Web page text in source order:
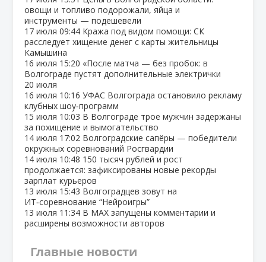
овощи и топливо подорожали, яйца и
инструменты — подешевели
17 июля 09:44 Кража под видом помощи: СК
расследует хищение денег с карты жительницы
Камышина
16 июля 15:20 «После матча — без пробок: в
Волгограде пустят дополнительные электрички
20 июля
16 июля 10:16 УФАС Волгограда остановило рекламу
клубных шоу‑программ
15 июля 10:03 В Волгограде трое мужчин задержаны
за похищение и вымогательство
14 июля 17:02 Волгоградские сапёры — победители
окружных соревнований Росгвардии
14 июля 10:48 150 тысяч рублей и рост
продолжается: зафиксированы новые рекорды
зарплат курьеров
13 июля 15:43 Волгоградцев зовут на
ИТ‑соревнование “Нейроигры”
13 июля 11:34 В МАХ запущены комментарии и
расширены возможности авторов
Главные новости